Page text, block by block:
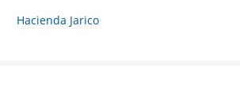
Hacienda Jarico